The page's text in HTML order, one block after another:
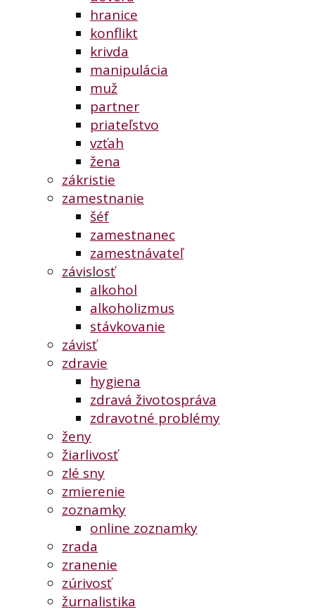
hranice
konflikt
krivda
manipulácia
muž
partner
priateľstvo
vzťah
žena
zákristie
zamestnanie
šéf
zamestnanec
zamestnávateľ
závislosť
alkohol
alkoholizmus
stávkovanie
závisť
zdravie
hygiena
zdravá životospráva
zdravotné problémy
ženy
žiarlivosť
zlé sny
zmierenie
zoznamky
online zoznamky
zrada
zranenie
zúrivosť
žurnalistika